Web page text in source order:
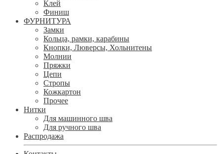
Клей
Финиш
ФУРНИТУРА
Замки
Кольца, рамки, карабины
Кнопки, Люверсы, Хольнитены
Молнии
Пряжки
Цепи
Стропы
Кожкартон
Прочее
Нитки
Для машинного шва
Для ручного шва
Распродажа